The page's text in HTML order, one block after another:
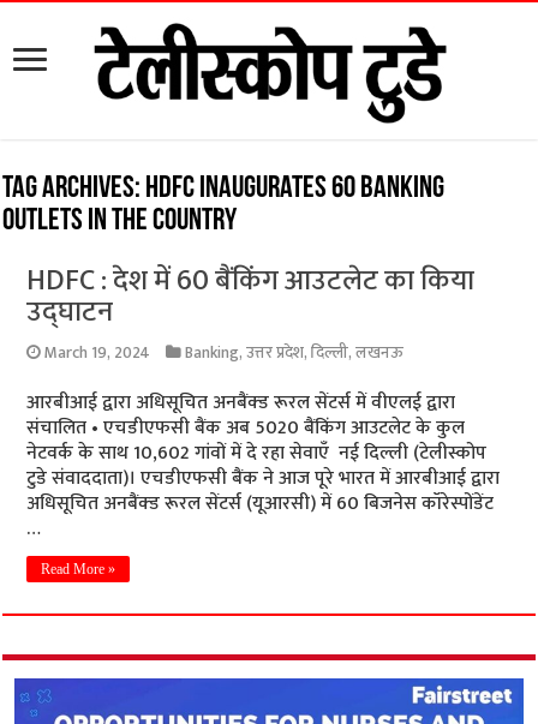
Tag Archives: HDFC inaugurates 60 banking
outlets in the country
HDFC : देश में 60 बैंकिंग आउटलेट का किया
उद्घाटन
March 19, 2024 Banking,उत्तर प्रदेश,दिल्ली,लखनऊ
आरबीआई द्वारा अधिसूचित अनबैंक्ड रूरल सेंटर्स में वीएलई द्वारा
संचालित • एचडीएफसी बैंक अब 5020 बैंकिंग आउटलेट के कुल
नेटवर्क के साथ 10,602 गांवों में दे रहा सेवाएँ नई दिल्ली (टेलीस्कोप
टुडे संवाददाता)। एचडीएफसी बैंक ने आज पूरे भारत में आरबीआई द्वारा
अधिसूचित अनबैंक्ड रूरल सेंटर्स (यूआरसी) में 60 बिजनेस कॉरेस्पोंडेंट
…
Read More »